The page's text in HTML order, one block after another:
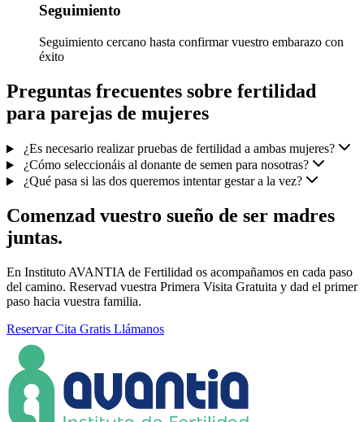
Seguimiento
Seguimiento cercano hasta confirmar vuestro embarazo con
éxito
Preguntas frecuentes sobre fertilidad
para parejas de mujeres
¿Es necesario realizar pruebas de fertilidad a ambas mujeres?
¿Cómo seleccionáis al donante de semen para nosotras?
¿Qué pasa si las dos queremos intentar gestar a la vez?
Comenzad vuestro sueño de ser madres
juntas.
En Instituto AVANTIA de Fertilidad os acompañamos en cada paso
del camino. Reservad vuestra Primera Visita Gratuita y dad el primer
paso hacia vuestra familia.
Reservar Cita Gratis Llámanos